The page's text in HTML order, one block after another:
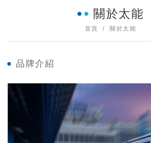
關於太能
首頁 關於太能
品牌介紹